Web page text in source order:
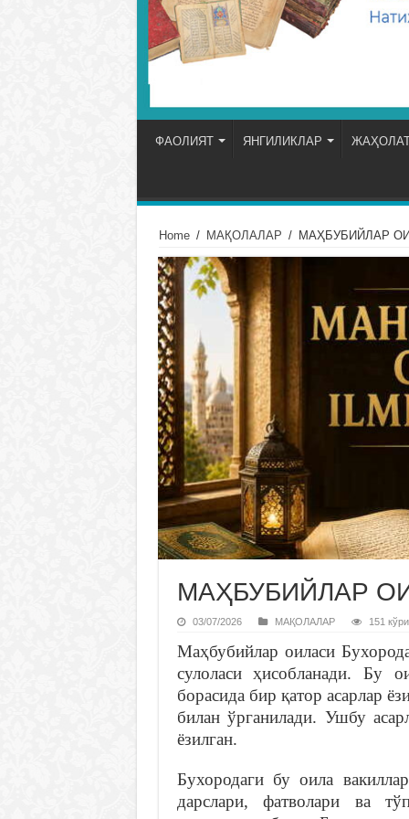
ФАОЛИЯТ ЯНГИЛИКЛАР
Home / МАҚОЛАЛАР / МАҲБУБИЙЛАР
МАҲБУБИЙЛАР
03/07/2026 МАҚОЛАЛАР 151
Маҳбубийлар оиласи
сулоласи ҳисобланади. Бу
борасида бир қатор асарлар
билан ўрганилади. Ушбу
ёзилган.
Бухородаги бу оила
дарслари, фатволари ва